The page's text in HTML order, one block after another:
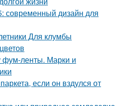
современный дизайн для
Для клумбы
фум-ленты. Марки и
если он вздулся от